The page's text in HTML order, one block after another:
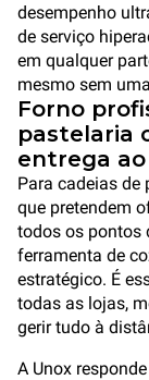
desempenho
de serviço
em qualquer
mesmo sem
Forno
pastelaria
entrega
Para cadeias
que pretendem
todos os pontos
ferramenta de
estratégico. É
todas as lojas,
gerir tudo à
A Unox